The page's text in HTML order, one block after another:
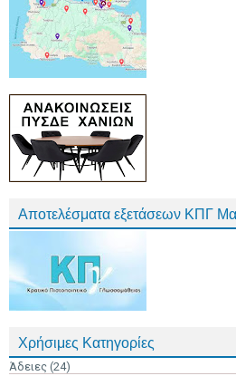
Αποτελέσματα εξετάσεων ΚΠΓ
Χρήσιμες Κατηγορίες
Άδειες (24)